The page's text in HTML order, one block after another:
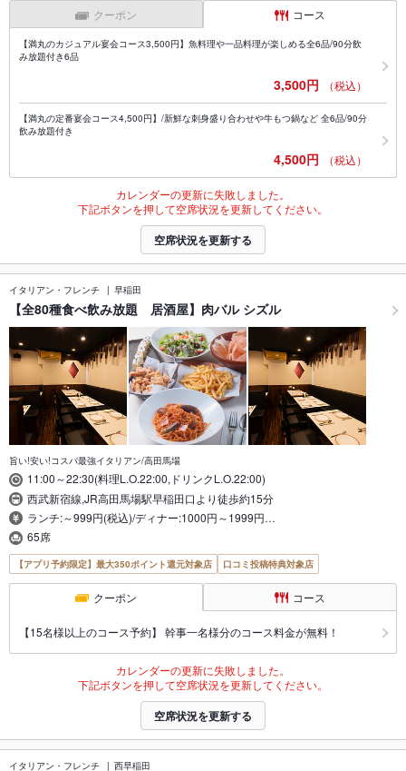
クーポン コース
【満丸のカジュアル宴会コース3,500円】魚料理や一品料理が楽しめる全6品/90分飲
み放題付き6品
3,500円 （税込）
【満丸の定番宴会コース4,500円】/新鮮な刺身盛り合わせや牛もつ鍋など 全6品/90分
飲み放題付き
4,500円 （税込）
カレンダーの更新に失敗しました。
下記ボタンを押して空席状況を更新してください。
空席状況を更新する
イタリアン・フレンチ 早稲田
【全80種食べ飲み放題 居酒屋】肉バル シズル
旨い!安い!コスパ最強イタリアン/高田馬場
11:00～22:30(料理L.O.22:00,ドリンクL.O.22:00)
西武新宿線,JR高田馬場駅早稲田口より徒歩約15分
ランチ:～999円(税込)/ディナー:1000円～1999円…
65席
【アプリ予約限定】最大350ポイント還元対象店 口コミ投稿特典対象店
クーポン コース
【15名様以上のコース予約】 幹事一名様分のコース料金が無料！
カレンダーの更新に失敗しました。
下記ボタンを押して空席状況を更新してください。
空席状況を更新する
イタリアン・フレンチ 西早稲田